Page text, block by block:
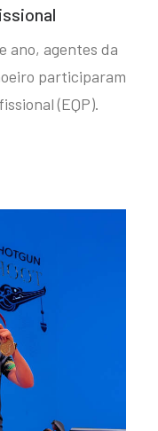
ano, agentes da
participaram
(EQP).